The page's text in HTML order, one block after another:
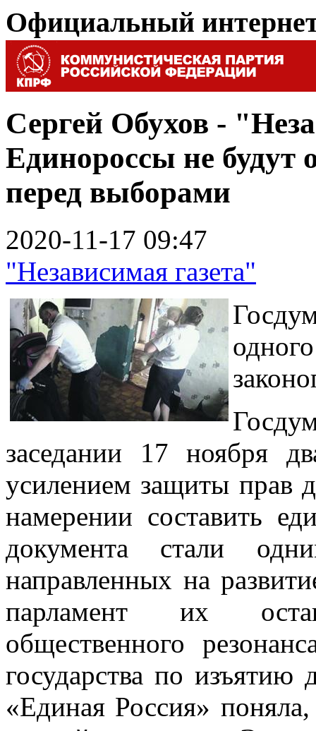
Официальный
Сергей Обухов -
Единороссы не будут
перед выборами
2020-11-17 09:47
"Независимая газета"
заседании 17 ноября
усилением защиты прав
намерении составить
документа стали
направленных на
парламент их
общественного
государства по изъятию
«Единая Россия»